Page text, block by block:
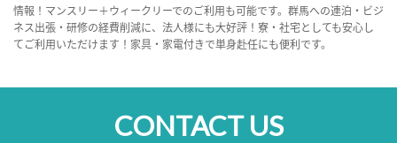
情報！マンスリー＋ウィークリーでのご利用も可能です。群馬への連泊・ビジ
ネス出張・研修の経費削減に、法人様にも大好評！寮・社宅としても安心し
てご利用いただけます！家具・家電付きで単身赴任にも便利です。
CONTACT US